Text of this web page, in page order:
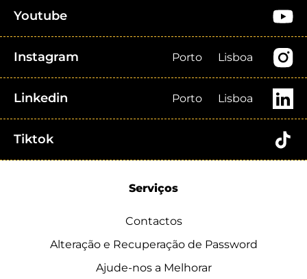
Youtube
Instagram Porto Lisboa
Linkedin Porto Lisboa
Tiktok
Serviços
Contactos
Alteração e Recuperação de Password
Ajude-nos a Melhorar